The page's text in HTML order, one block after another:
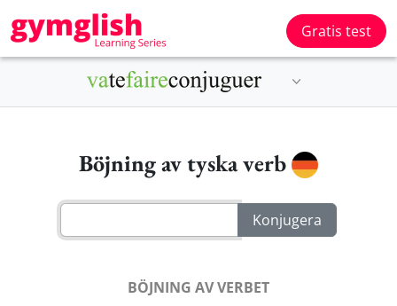
Gratis test
Böjning av tyska verb
BÖJNING AV VERBET